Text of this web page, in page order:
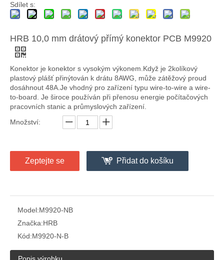
HRB 10,0 rozteč 3 otvory samec Konektor pouzdra
HRB 10,0 rozteč vertikálního konektoru sběrače M9920 10,0 pravoúhlý konektor sběrače pocínovaný M9920R
Sdílet s:
HRB 10,0 mm drátový přímý konektor PCB M9920
Konektor je konektor s vysokým výkonem.Když je 2kolíkový
plastový plášť přinýtován k drátu 8AWG, může zátěžový proud
dosáhnout 48A.Je vhodný pro zařízení typu wire-to-wire a wire-
to-board. Je široce používán při přenosu energie počítačových
pracovních stanic a průmyslových zařízení.
Množství:
Zeptejte se Přidat do košíku
Model:M9920-NB
Značka:HRB
Kód:M9920-N-B